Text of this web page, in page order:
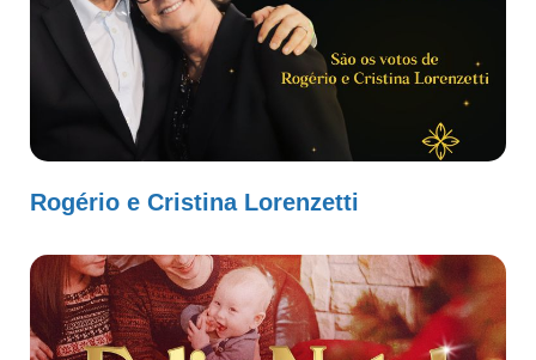
Rogério e Cristina Lorenzetti